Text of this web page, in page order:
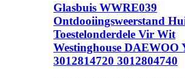
Glasbuis WWRE039
Ontdooiingsweerstand
Toestelonderdele Vir Wit
Westinghouse DAEWOO
3012814720 3012804740